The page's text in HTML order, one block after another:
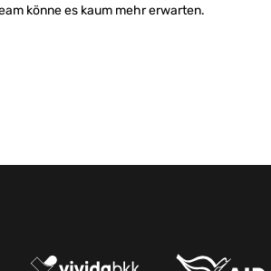
könne es kaum mehr erwarten.